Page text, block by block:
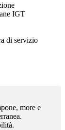
IGT
di servizio
more e